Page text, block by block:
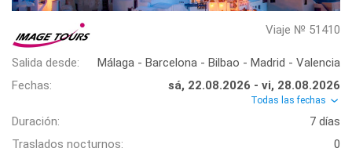
Viaje № 51410
Salida desde:
Málaga - Barcelona - Bilbao - Madrid - Valencia
Fechas:
sá, 22.08.2026 - vi, 28.08.2026
Todas las fechas
Duración:
7 días
Traslados nocturnos:
0